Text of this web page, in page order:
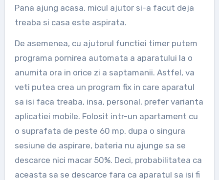
Pana ajung acasa, micul ajutor si-a facut deja
treaba si casa este aspirata.
De asemenea, cu ajutorul functiei timer putem
programa pornirea automata a aparatului la o
anumita ora in orice zi a saptamanii. Astfel, va
veti putea crea un program fix in care aparatul
sa isi faca treaba, insa, personal, prefer varianta
aplicatiei mobile. Folosit intr-un apartament cu
o suprafata de peste 60 mp, dupa o singura
sesiune de aspirare, bateria nu ajunge sa se
descarce nici macar 50%. Deci, probabilitatea ca
aceasta sa se descarce fara ca aparatul sa isi fi